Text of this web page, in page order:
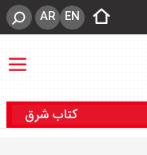
EN
AR
کتاب شرق